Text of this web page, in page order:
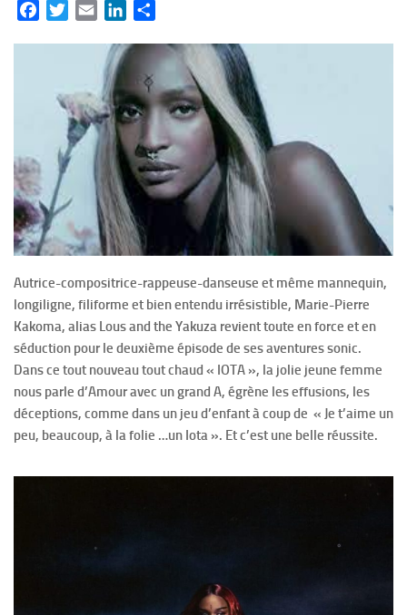
FacebookTwitterEmail LinkedIn
Autrice-compositrice-rappeuse-danseuse et même mannequin,
longiligne, filiforme et bien entendu irrésistible, Marie-Pierre
Kakoma, alias Lous and the Yakuza revient toute en force et en
séduction pour le deuxième épisode de ses aventures sonic.
Dans ce tout nouveau tout chaud « IOTA », la jolie jeune femme
nous parle d’Amour avec un grand A, égrène les effusions, les
déceptions, comme dans un jeu d’enfant à coup de « Je t’aime un
peu, beaucoup, à la folie …un Iota ». Et c’est une belle réussite.